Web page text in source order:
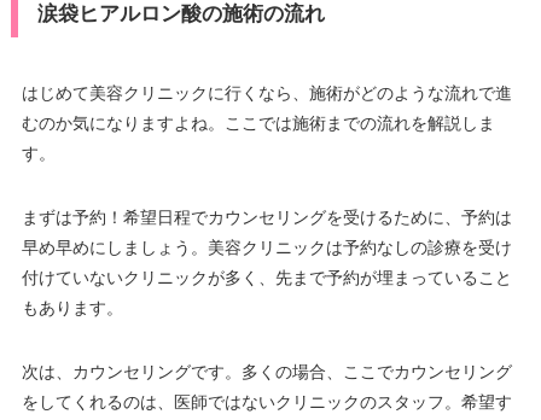
涙袋ヒアルロン酸の施術の流れ
はじめて美容クリニックに行くなら、施術がどのような流れで進
むのか気になりますよね。ここでは施術までの流れを解説しま
す。
まずは予約！希望日程でカウンセリングを受けるために、予約は
早め早めにしましょう。美容クリニックは予約なしの診療を受け
付けていないクリニックが多く、先まで予約が埋まっていること
もあります。
次は、カウンセリングです。多くの場合、ここでカウンセリング
をしてくれるのは、医師ではないクリニックのスタッフ。希望す